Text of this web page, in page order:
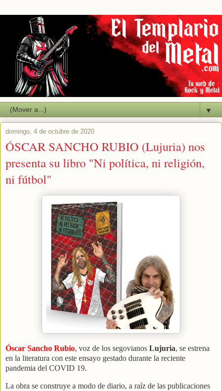
▼
domingo, 4 de octubre de 2020
ÓSCAR SANCHO RUBIO (Lujuria) nos
presenta su libro "Ni política, ni religión,
ni fútbol"
Óscar Sancho Rubio, voz de los segovianos Lujuria, se estrena
en la literatura con este ensayo gestado durante la reciente
pandemia del COVID 19.
La obra se construye a modo de diario, a raíz de las publicaciones